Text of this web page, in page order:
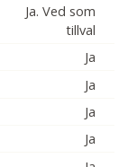
Ja. Ved som
tillval
Ja
Ja
Ja
Ja